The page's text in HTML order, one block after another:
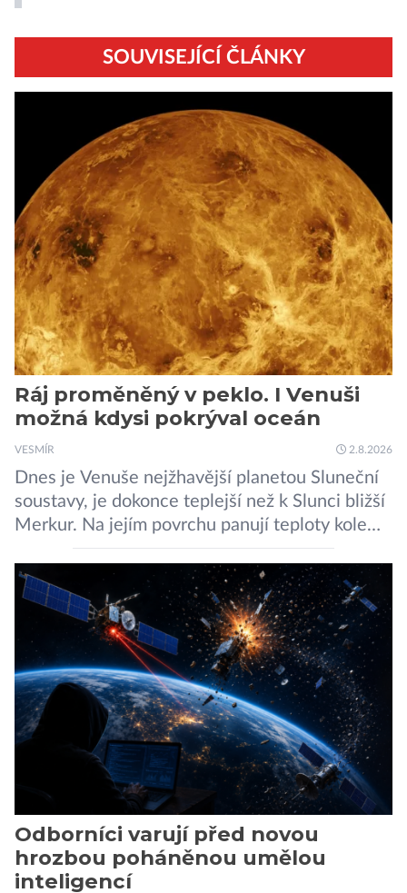
SOUVISEJÍCÍ ČLÁNKY
Ráj proměněný v peklo. I Venuši
možná kdysi pokrýval oceán
VESMÍR 2.8.2026
Dnes je Venuše nejžhavější planetou Sluneční
soustavy, je dokonce teplejší než k Slunci bližší
Merkur. Na jejím povrchu panují teploty kolem
464 °C, atmosféra je více než devadesátkrát
hustší než na Zemi a aby toho nebylo málo, z
oblaků se snáší kapky kyseliny sírové. Zkrátka,
není to prostředí, ve kterém by příčetný člověk
chtěl strávit […]
Odborníci varují před novou
hrozbou poháněnou umělou
inteligencí